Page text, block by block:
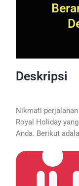
Deskripsi
Nikmati
Royal Holiday
Anda. Berikut